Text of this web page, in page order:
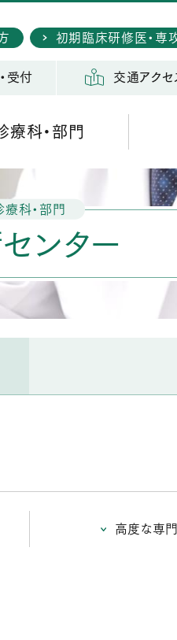
初期臨床研修医・専
受付 交通アクセ
療科・部門
療科・部門
ンター
高度な専